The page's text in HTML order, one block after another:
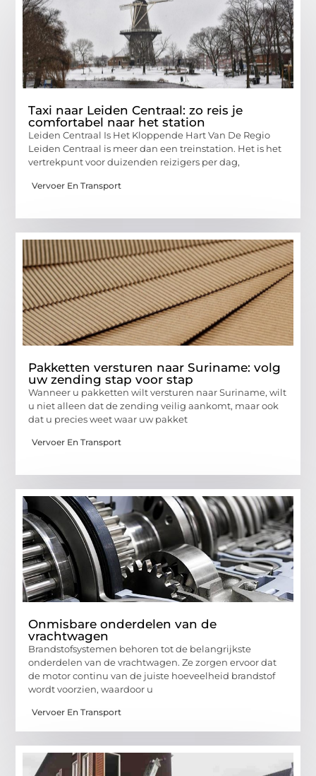
Taxi naar Leiden Centraal: zo reis je
comfortabel naar het station
Leiden Centraal Is Het Kloppende Hart Van De Regio
Leiden Centraal is meer dan een treinstation. Het is het
vertrekpunt voor duizenden reizigers per dag,
Vervoer En Transport
Pakketten versturen naar Suriname: volg
uw zending stap voor stap
Wanneer u pakketten wilt versturen naar Suriname, wilt
u niet alleen dat de zending veilig aankomt, maar ook
dat u precies weet waar uw pakket
Vervoer En Transport
Onmisbare onderdelen van de
vrachtwagen
Brandstofsystemen behoren tot de belangrijkste
onderdelen van de vrachtwagen. Ze zorgen ervoor dat
de motor continu van de juiste hoeveelheid brandstof
wordt voorzien, waardoor u
Vervoer En Transport